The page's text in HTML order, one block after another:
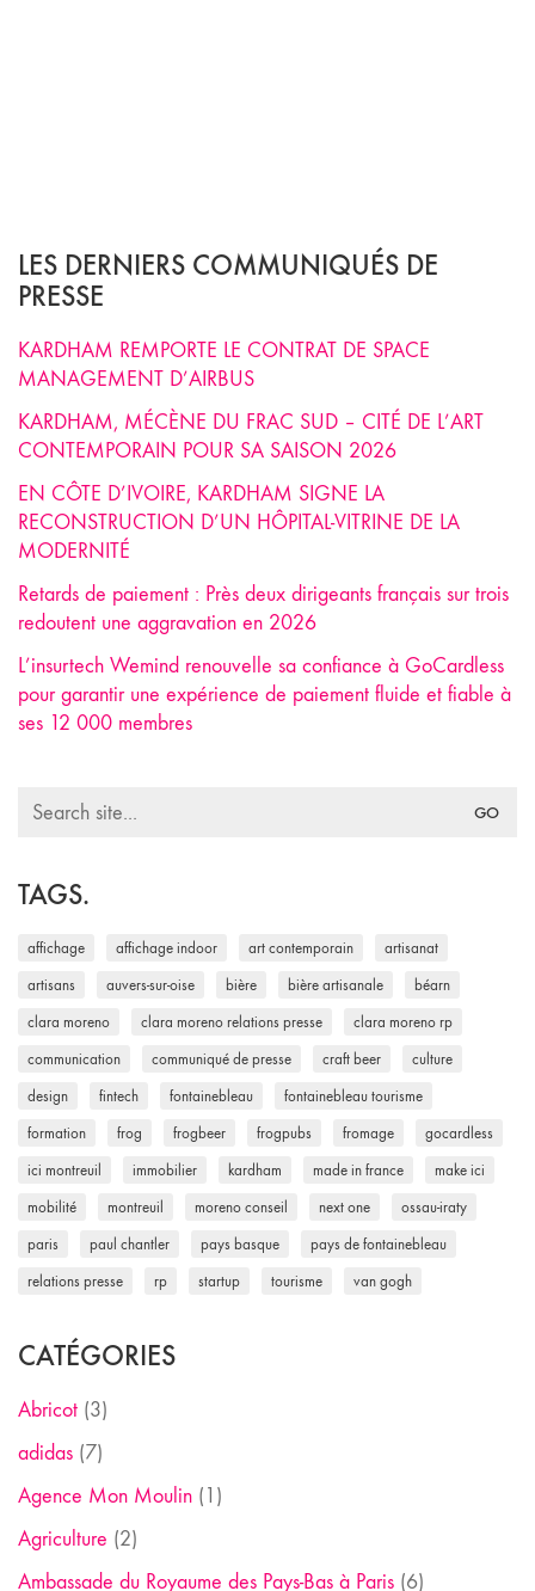
LES DERNIERS COMMUNIQUÉS DE
PRESSE
KARDHAM REMPORTE LE CONTRAT DE SPACE
MANAGEMENT D’AIRBUS
KARDHAM, MÉCÈNE DU FRAC SUD – CITÉ DE L’ART
CONTEMPORAIN POUR SA SAISON 2026
EN CÔTE D’IVOIRE, KARDHAM SIGNE LA
RECONSTRUCTION D’UN HÔPITAL-VITRINE DE LA
MODERNITÉ
Retards de paiement : Près deux dirigeants français sur trois
redoutent une aggravation en 2026
L’insurtech Wemind renouvelle sa confiance à GoCardless
pour garantir une expérience de paiement fluide et fiable à
ses 12 000 membres
Search
TAGS.
affichage affichage indoor art contemporain artisanat
artisans auvers-sur-oise bière bière artisanale béarn
clara moreno clara moreno relations presse clara moreno rp
communication communiqué de presse craft beer culture
design fintech fontainebleau fontainebleau tourisme
formation frog frogbeer frogpubs fromage gocardless
ici montreuil immobilier kardham made in france make ici
mobilité montreuil moreno conseil next one ossau-iraty
paris paul chantler pays basque pays de fontainebleau
relations presse rp startup tourisme van gogh
CATÉGORIES
Abricot (3)
adidas (7)
Agence Mon Moulin (1)
Agriculture (2)
Ambassade du Royaume des Pays-Bas à Paris (6)